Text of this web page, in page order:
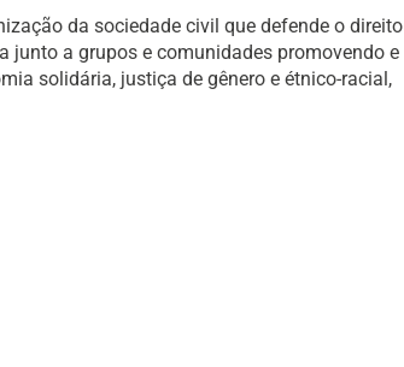
da sociedade civil que defende o direito
junto a grupos e comunidades promovendo e
solidária, justiça de gênero e étnico-racial,